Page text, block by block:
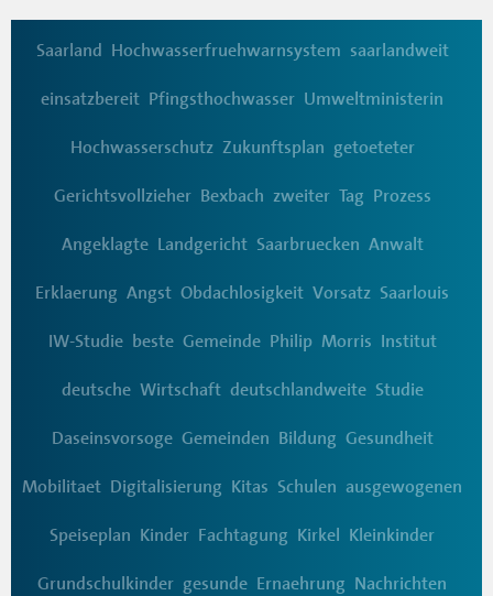
Saarland Hochwasserfruehwarnsystem saarlandweit
einsatzbereit Pfingsthochwasser Umweltministerin
Hochwasserschutz Zukunftsplan getoeteter
Gerichtsvollzieher Bexbach zweiter Tag Prozess
Angeklagte Landgericht Saarbruecken Anwalt
Erklaerung Angst Obdachlosigkeit Vorsatz Saarlouis
IW-Studie beste Gemeinde Philip Morris Institut
deutsche Wirtschaft deutschlandweite Studie
Daseinsvorsoge Gemeinden Bildung Gesundheit
Mobilitaet Digitalisierung Kitas Schulen ausgewogenen
Speiseplan Kinder Fachtagung Kirkel Kleinkinder
Grundschulkinder gesunde Ernaehrung Nachrichten